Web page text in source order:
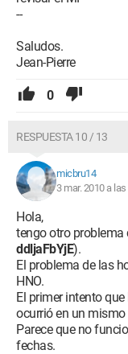
--
Saludos.
Jean-Pierre
0
RESPUESTA 10 / 13
micbru14
3 mar. 2010 a
Hola,
tengo otro problema
ddljaFbYjE).
El problema de las
HNO.
El primer intento
ocurrió en un mismo
Parece que no
fechas.